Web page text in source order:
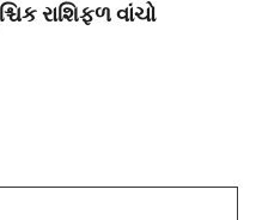
રાશિફળ વાંચો